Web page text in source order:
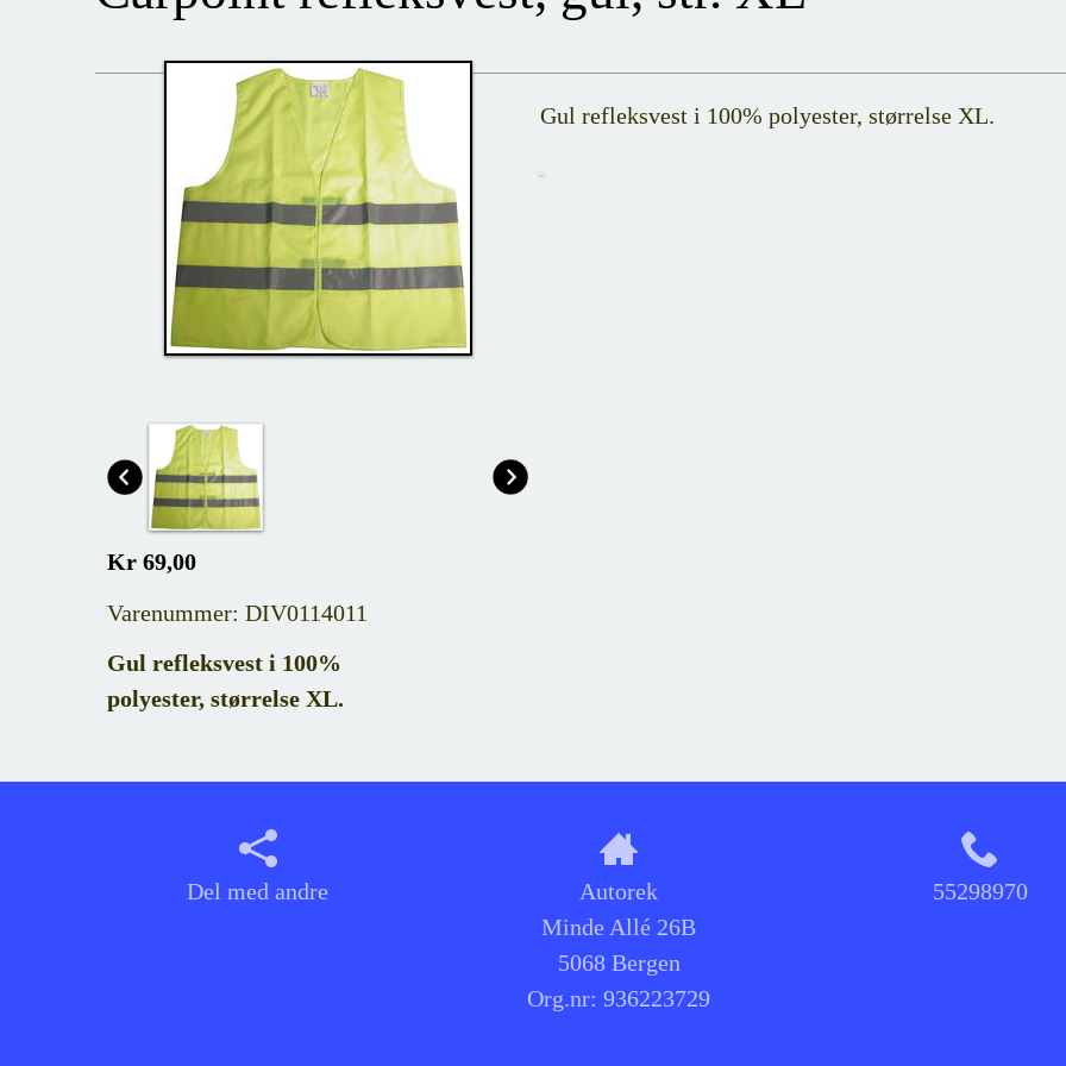
Kr 69,00
Varenummer: DIV0114011
Gul refleksvest i 100%
polyester, størrelse XL.
Gul refleksvest i 100% polyester, størrelse XL.
Del med andre
Autorek
Minde Allé 26B
5068 Bergen
Org.nr:936223729
55298970